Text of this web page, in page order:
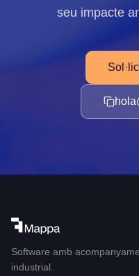
seu impacte
Software amb
industrial.